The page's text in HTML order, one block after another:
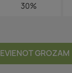
30%
GROZAM